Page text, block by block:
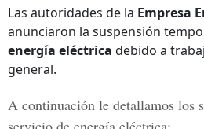
Las autoridades de la Empresa
anunciaron la suspensión
energía eléctrica debido a
general.
A continuación le detallamos los